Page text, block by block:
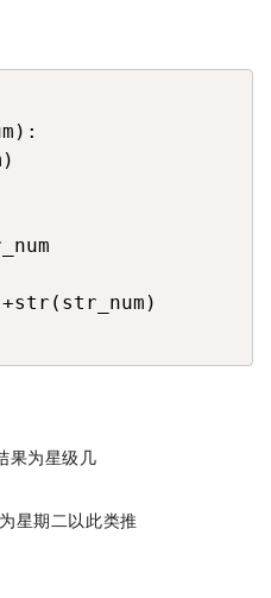
果为星级几
星期二以此类推